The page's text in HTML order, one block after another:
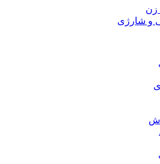
زن
و شارژی